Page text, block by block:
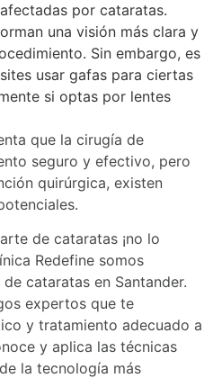
por cataratas.
una visión más clara y
Sin embargo, es
usar gafas para ciertas
si optas por lentes
que la cirugía de
seguro y efectivo, pero
quirúrgica, existen
de cataratas ¡no lo
Redefine somos
cataratas en Santander.
expertos que te
y tratamiento adecuado a
y aplica las técnicas
la tecnología más